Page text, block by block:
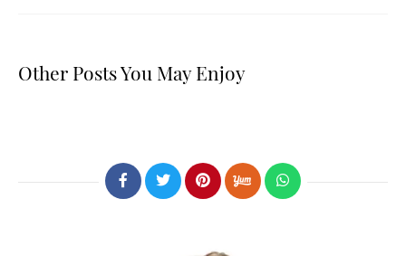
Other Posts You May Enjoy